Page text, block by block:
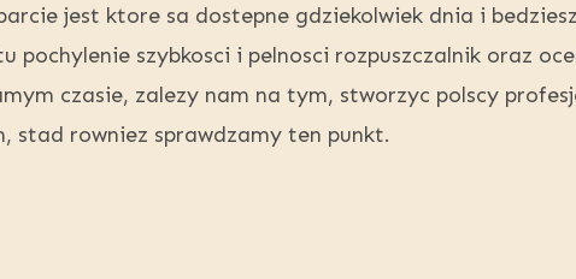
jest ktore sa dostepne gdziekolwiek dnia i
pochylenie szybkosci i pelnosci rozpuszczalnik oraz
czasie, zalezy nam na tym, stworzyc polscy
stad rowniez sprawdzamy ten punkt.